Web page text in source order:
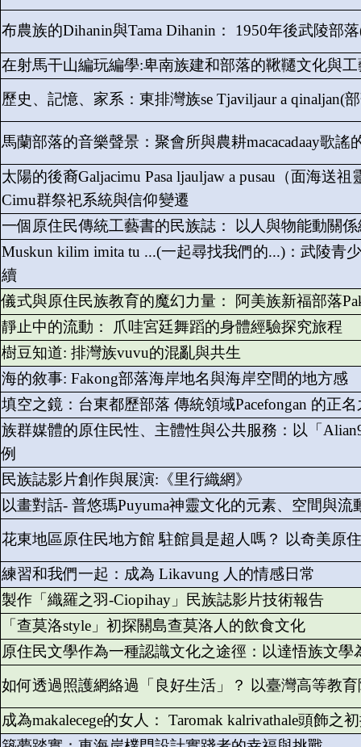
布農族的Dihanin與Tama Dihanin： 1950年後武陵部
在射馬干山編玩編學:卑南族建和部落的鞦韆文化與
歷史、記憶、家系：東排灣族se Tjaviljaur a qinaljan(
馬蘭部落的音樂聲景：聚會所與農耕macacadaay歌
太陽的後裔Galjacimu Pasa ljauljaw a pusau（面海送
Cimu群祭祀系統與信仰變遷
一個原住民傳統工藝書的民族誌： 以人與物能動關
Muskun kilim imita tu ...(一起尋找我們的...)：武陵青
續
儀式與原住民族教育的魔幻力量： 阿美族新福部落
靜止中的流動： 爪哇宮廷舞蹈的身體經驗探究旅程
樹豆知道: 排灣族vuvu的混亂與共生
海的敘事: Fakong部落海岸地名與海岸空間的地方感
填空之鏡：台東都歷部落 傳統領域Pacefongan 的正
族群媒體的原住民性、主體性與公共服務：以「
例
民族誌影片創作與展演:《里行織網》
以畫對話- 普悠瑪Puyuma神靈文化的元素、空間與流
花東地區原住民地方館 駐館員是超人嗎？ 以奇美原
練習和我們一起：成為 Likavung 人的情感日常
製作「織羅之羽-Ciopihay」民族誌影片技術報告
「查莫洛style」初探關島查莫洛人的飲食文化
原住民文學作為一種認識文化之途徑：以達悟族文學
如何透過照護網絡過「良好生活」？ 以臺灣高等教
成為makalecege的女人： Taromak kalrivathale頭飾之